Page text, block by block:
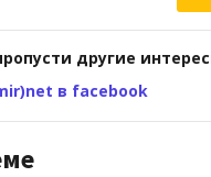
другие
в facebook